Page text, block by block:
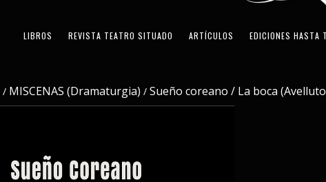
LIBROS REVISTA TEATRO SITUADO ARTÍCULOS EDICIONES HASTA
/ MISCENAS (Dramaturgia) / Sueño coreano / La boca